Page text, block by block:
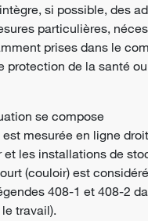
si possible, des
particulières,
prises dans le
protection de la santé
se compose
mesurée en ligne
les installations de
(couloir) est
408-1 et 408-2
travail).